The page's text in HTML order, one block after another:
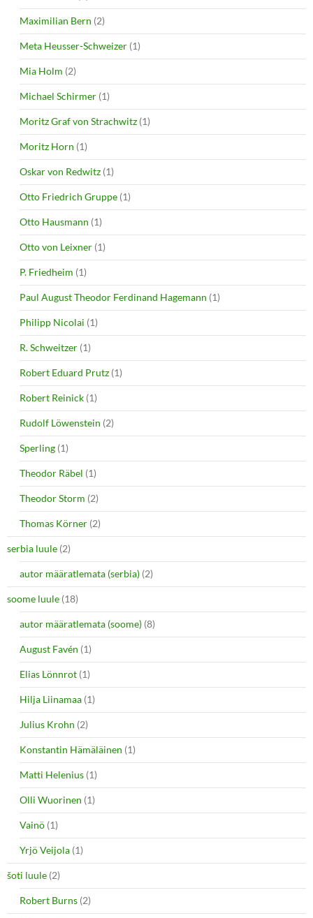
Maximilian Bern (2)
Meta Heusser-Schweizer (1)
Mia Holm (2)
Michael Schirmer (1)
Moritz Graf von Strachwitz (1)
Moritz Horn (1)
Oskar von Redwitz (1)
Otto Friedrich Gruppe (1)
Otto Hausmann (1)
Otto von Leixner (1)
P. Friedheim (1)
Paul August Theodor Ferdinand Hagemann (1)
Philipp Nicolai (1)
R. Schweitzer (1)
Robert Eduard Prutz (1)
Robert Reinick (1)
Rudolf Löwenstein (2)
Sperling (1)
Theodor Räbel (1)
Theodor Storm (2)
Thomas Körner (2)
serbia luule (2)
autor määratlemata (serbia) (2)
soome luule (18)
autor määratlemata (soome) (8)
August Favén (1)
Elias Lönnrot (1)
Hilja Liinamaa (1)
Julius Krohn (2)
Konstantin Hämäläinen (1)
Matti Helenius (1)
Olli Wuorinen (1)
Vainö (1)
Yrjö Veijola (1)
šoti luule (2)
Robert Burns (2)